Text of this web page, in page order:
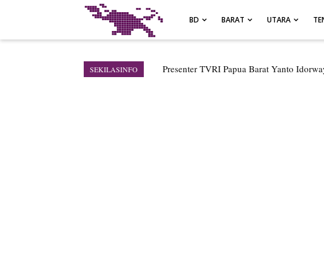
BD BARAT UTARA
SEKILASINFO
Air Terjun Memti Pesona Tersembunyi di
Polresta Jayapura Kota Mengungkap